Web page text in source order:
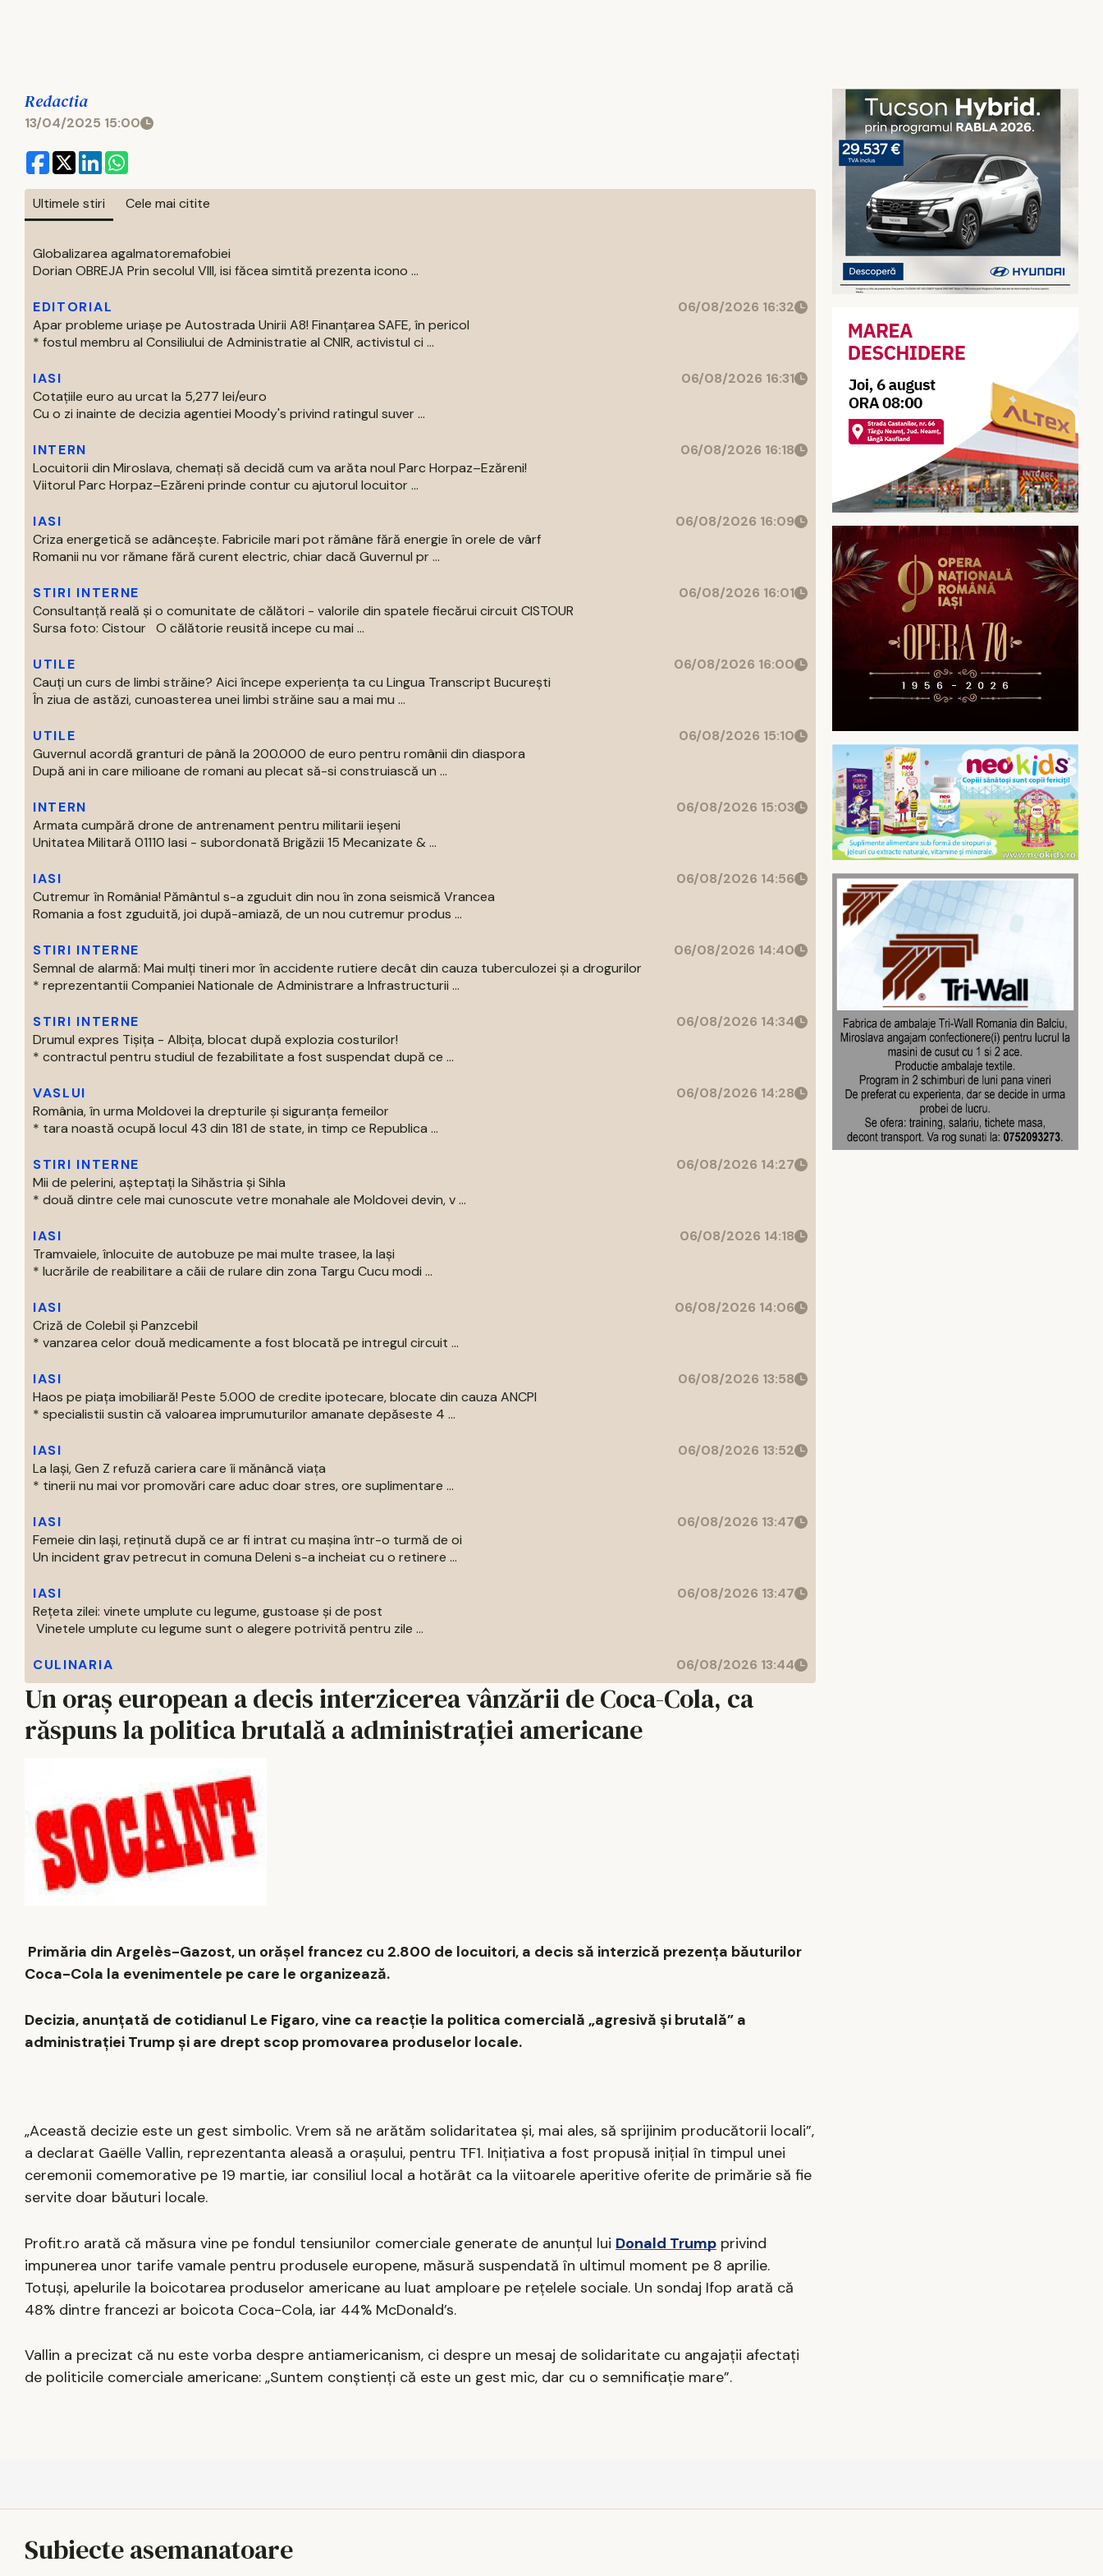
Redactia
13/04/2025 15:00
Ultimele stiri Cele mai citite
Globalizarea agalmatoremafobiei
Dorian OBREJA Prin secolul VIII, isi făcea simtită prezenta icono ...
EDITORIAL
06/08/2026 16:32
Apar probleme uriașe pe Autostrada Unirii A8! Finanțarea SAFE, în pericol
* fostul membru al Consiliului de Administratie al CNIR, activistul ci ...
IASI
06/08/2026 16:31
Cotațiile euro au urcat la 5,277 lei/euro
Cu o zi inainte de decizia agentiei Moody's privind ratingul suver ...
INTERN
06/08/2026 16:18
Locuitorii din Miroslava, chemați să decidă cum va arăta noul Parc Horpaz–Ezăreni!
Viitorul Parc Horpaz–Ezăreni prinde contur cu ajutorul locuitor ...
IASI
06/08/2026 16:09
Criza energetică se adâncește. Fabricile mari pot rămâne fără energie în orele de vârf
Romanii nu vor rămane fără curent electric, chiar dacă Guvernul pr ...
STIRI INTERNE
06/08/2026 16:01
Consultanță reală și o comunitate de călători - valorile din spatele fiecărui circuit CISTOUR
Sursa foto: Cistour O călătorie reusită incepe cu mai ...
UTILE
06/08/2026 16:00
Cauți un curs de limbi străine? Aici începe experiența ta cu Lingua Transcript București
În ziua de astăzi, cunoasterea unei limbi străine sau a mai mu ...
UTILE
06/08/2026 15:10
Guvernul acordă granturi de până la 200.000 de euro pentru românii din diaspora
După ani in care milioane de romani au plecat să-si construiască un ...
INTERN
06/08/2026 15:03
Armata cumpără drone de antrenament pentru militarii ieșeni
Unitatea Militară 01110 Iasi - subordonată Brigăzii 15 Mecanizate & ...
IASI
06/08/2026 14:56
Cutremur în România! Pământul s-a zguduit din nou în zona seismică Vrancea
Romania a fost zguduită, joi după-amiază, de un nou cutremur produs ...
STIRI INTERNE
06/08/2026 14:40
Semnal de alarmă: Mai mulți tineri mor în accidente rutiere decât din cauza tuberculozei și a drogurilor
* reprezentantii Companiei Nationale de Administrare a Infrastructurii ...
STIRI INTERNE
06/08/2026 14:34
Drumul expres Tișița - Albița, blocat după explozia costurilor!
* contractul pentru studiul de fezabilitate a fost suspendat după ce ...
VASLUI
06/08/2026 14:28
România, în urma Moldovei la drepturile și siguranța femeilor
* tara noastă ocupă locul 43 din 181 de state, in timp ce Republica ...
STIRI INTERNE
06/08/2026 14:27
Mii de pelerini, așteptați la Sihăstria și Sihla
* două dintre cele mai cunoscute vetre monahale ale Moldovei devin, v ...
IASI
06/08/2026 14:18
Tramvaiele, înlocuite de autobuze pe mai multe trasee, la Iași
* lucrările de reabilitare a căii de rulare din zona Targu Cucu modi ...
IASI
06/08/2026 14:06
Criză de Colebil și Panzcebil
* vanzarea celor două medicamente a fost blocată pe intregul circuit ...
IASI
06/08/2026 13:58
Haos pe piața imobiliară! Peste 5.000 de credite ipotecare, blocate din cauza ANCPI
* specialistii sustin că valoarea imprumuturilor amanate depăseste 4 ...
IASI
06/08/2026 13:52
La Iași, Gen Z refuză cariera care îi mănâncă viața
* tinerii nu mai vor promovări care aduc doar stres, ore suplimentare ...
IASI
06/08/2026 13:47
Femeie din Iași, reținută după ce ar fi intrat cu mașina într-o turmă de oi
Un incident grav petrecut in comuna Deleni s-a incheiat cu o retinere ...
IASI
06/08/2026 13:47
Rețeta zilei: vinete umplute cu legume, gustoase și de post
Vinetele umplute cu legume sunt o alegere potrivită pentru zile ...
CULINARIA 06/08/2026 13:44
Un oraș european a decis interzicerea vânzării de Coca-Cola, ca
răspuns la politica brutală a administrației americane
Primăria din Argelès-Gazost, un orășel francez cu 2.800 de locuitori, a decis să interzică prezența băuturilor
Coca-Cola la evenimentele pe care le organizează.
Decizia, anunțată de cotidianul Le Figaro, vine ca reacție la politica comercială „agresivă și brutală” a
administrației Trump și are drept scop promovarea produselor locale.
„Această decizie este un gest simbolic. Vrem să ne arătăm solidaritatea și, mai ales, să sprijinim producătorii locali”,
a declarat Gaëlle Vallin, reprezentanta aleasă a orașului, pentru TF1. Inițiativa a fost propusă inițial în timpul unei
ceremonii comemorative pe 19 martie, iar consiliul local a hotărât ca la viitoarele aperitive oferite de primărie să fie
servite doar băuturi locale.
Profit.ro arată că măsura vine pe fondul tensiunilor comerciale generate de anunțul lui Donald Trump privind
impunerea unor tarife vamale pentru produsele europene, măsură suspendată în ultimul moment pe 8 aprilie.
Totuși, apelurile la boicotarea produselor americane au luat amploare pe rețelele sociale. Un sondaj Ifop arată că
48% dintre francezi ar boicota Coca-Cola, iar 44% McDonald’s.
Vallin a precizat că nu este vorba despre antiamericanism, ci despre un mesaj de solidaritate cu angajații afectați
de politicile comerciale americane: „Suntem conștienți că este un gest mic, dar cu o semnificație mare”.
Subiecte asemanatoare